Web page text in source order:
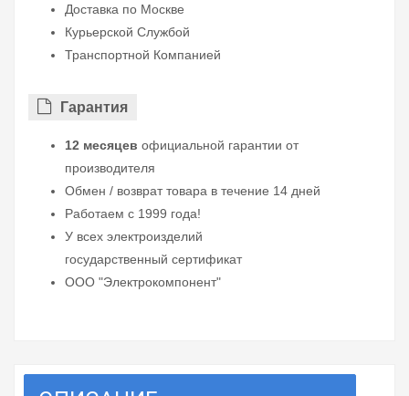
Доставка по Москве
Курьерской Службой
Транспортной Компанией
Гарантия
12 месяцев официальной гарантии от
производителя
Обмен / возврат товара в течение 14 дней
Работаем с 1999 года!
У всех электроизделий
государственный сертификат
ООО "Электрокомпонент"